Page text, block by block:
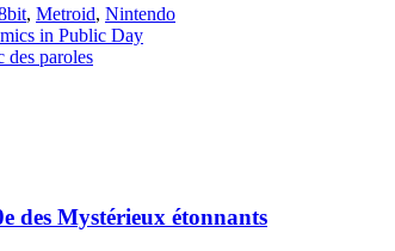
, Metroid, Nintendo
in Public Day
des paroles
des Mystérieux étonnants